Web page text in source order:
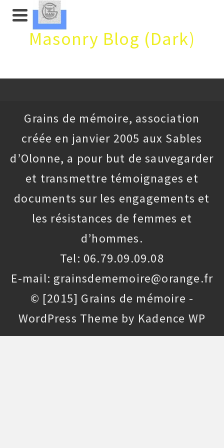
Masonry Blog (Dark)
Grains de mémoire, association
créée en janvier 2005 aux Sables
d’Olonne, a pour but de sauvegarder
et transmettre témoignages et
documents sur les engagements et
les résistances de femmes et
d’hommes.
Tel: 06.79.09.09.08
E-mail: grainsdememoire@orange.fr
© [2015] Grains de mémoire -
WordPress Theme by Kadence WP